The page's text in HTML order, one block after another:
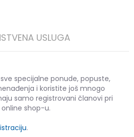
USLUGA
specijalne ponude, popuste,
i koristite još mnogo
samo registrovani članovi pri
shop-u.
.